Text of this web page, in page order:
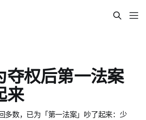
夺权后第一法案
来
多数，已为「第一法案」吵了起来：少